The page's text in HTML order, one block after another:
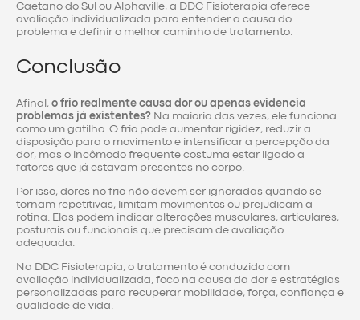
Caetano do Sul ou Alphaville, a DDC Fisioterapia oferece
avaliação individualizada para entender a causa do
problema e definir o melhor caminho de tratamento.
Conclusão
Afinal, o frio realmente causa dor ou apenas evidencia
problemas já existentes? Na maioria das vezes, ele funciona
como um gatilho. O frio pode aumentar rigidez, reduzir a
disposição para o movimento e intensificar a percepção da
dor, mas o incômodo frequente costuma estar ligado a
fatores que já estavam presentes no corpo.
Por isso, dores no frio não devem ser ignoradas quando se
tornam repetitivas, limitam movimentos ou prejudicam a
rotina. Elas podem indicar alterações musculares, articulares,
posturais ou funcionais que precisam de avaliação
adequada.
Na DDC Fisioterapia, o tratamento é conduzido com
avaliação individualizada, foco na causa da dor e estratégias
personalizadas para recuperar mobilidade, força, confiança e
qualidade de vida.